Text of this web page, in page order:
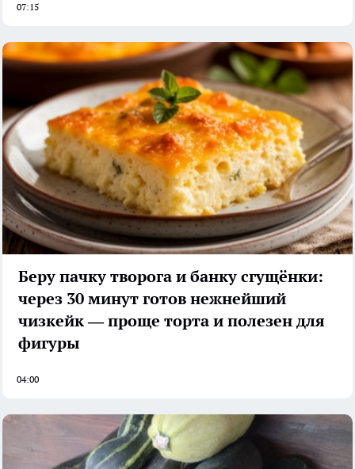
07:15
Беру пачку творога и банку сгущёнки:
через 30 минут готов нежнейший
чизкейк — проще торта и полезен для
фигуры
04:00